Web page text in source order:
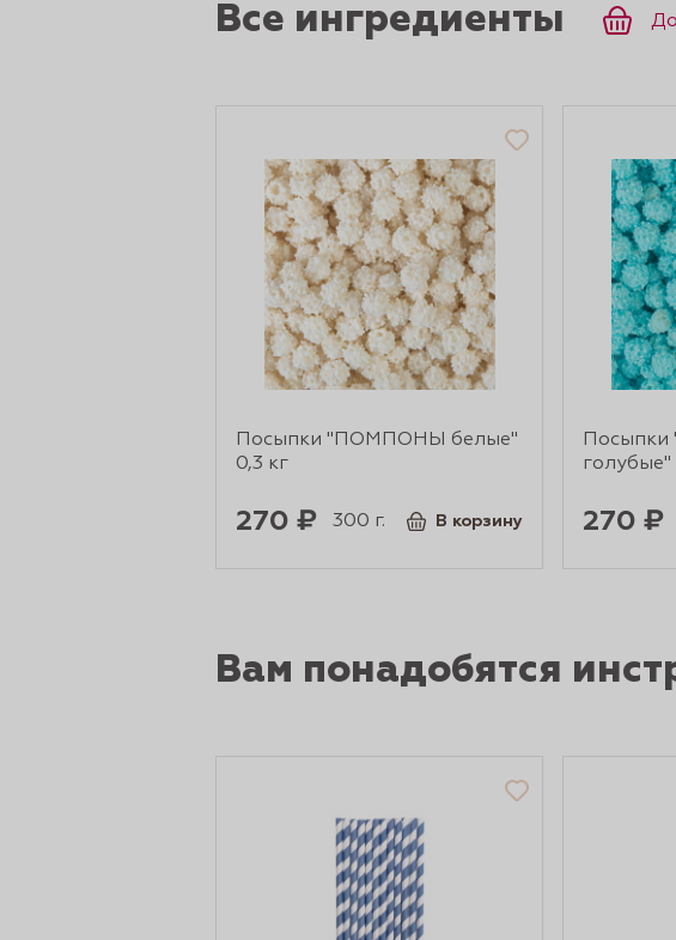
Все ингредиенты
Посыпки "ПОМПОНЫ белые"
0,3 кг
270 ₽ 300 г. В корзину
голубые"
270 ₽
Вам понадобятся